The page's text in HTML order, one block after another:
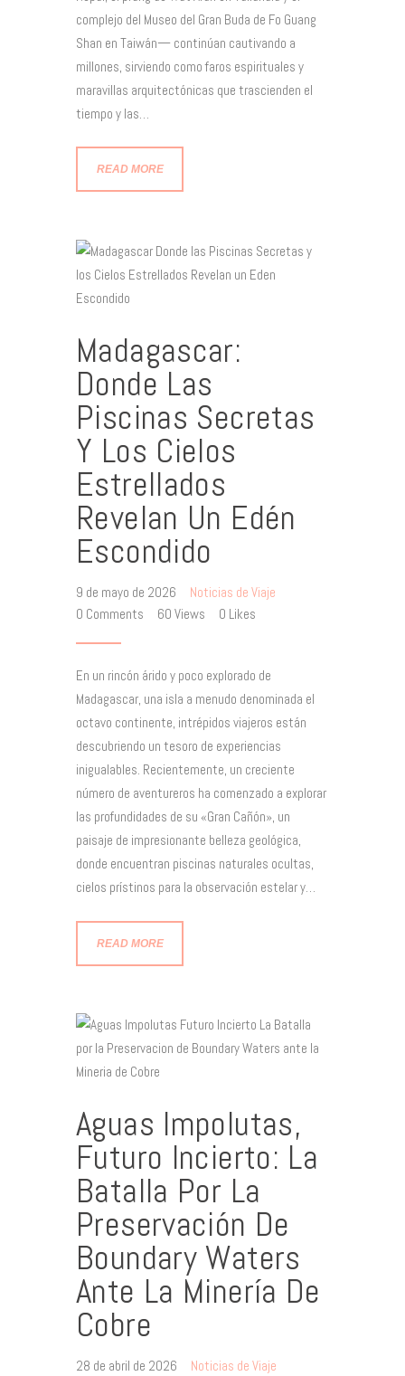
complejo del Museo del Gran Buda de Fo Guang
Shan en Taiwán— continúan cautivando a
millones, sirviendo como faros espirituales y
maravillas arquitectónicas que trascienden el
tiempo y las…
READ MORE
Madagascar:
Donde Las
Piscinas Secretas
Y Los Cielos
Estrellados
Revelan Un Edén
Escondido
9 de mayo de 2026
Noticias de Viaje
0 Comments 60 Views 0 Likes
En un rincón árido y poco explorado de
Madagascar, una isla a menudo denominada el
octavo continente, intrépidos viajeros están
descubriendo un tesoro de experiencias
inigualables. Recientemente, un creciente
número de aventureros ha comenzado a explorar
las profundidades de su «Gran Cañón», un
paisaje de impresionante belleza geológica,
donde encuentran piscinas naturales ocultas,
cielos prístinos para la observación estelar y…
READ MORE
Aguas Impolutas,
Futuro Incierto: La
Batalla Por La
Preservación De
Boundary Waters
Ante La Minería De
Cobre
28 de abril de 2026
Noticias de Viaje